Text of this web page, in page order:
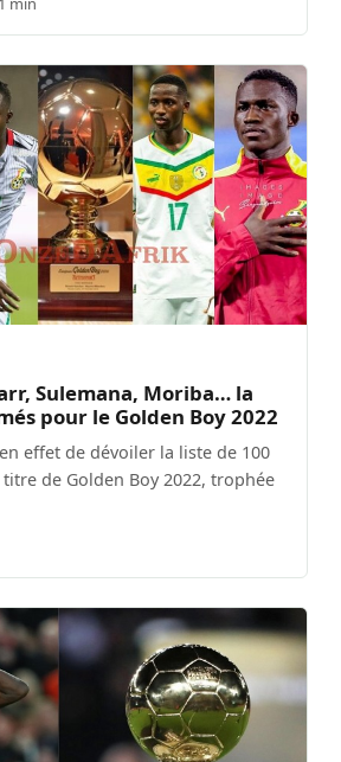
Sulemana, Moriba… la
pour le Golden Boy 2022
effet de dévoiler la liste de 100
de Golden Boy 2022, trophée